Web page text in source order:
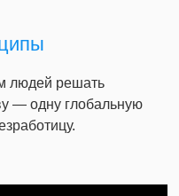
людей решать
— одну глобальную